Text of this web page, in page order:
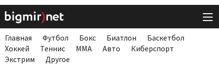
Главная Футбол Бокс Биатлон
Баскетбол
Хоккей
Теннис ММА Авто
Киберспорт
Экстрим
Другое